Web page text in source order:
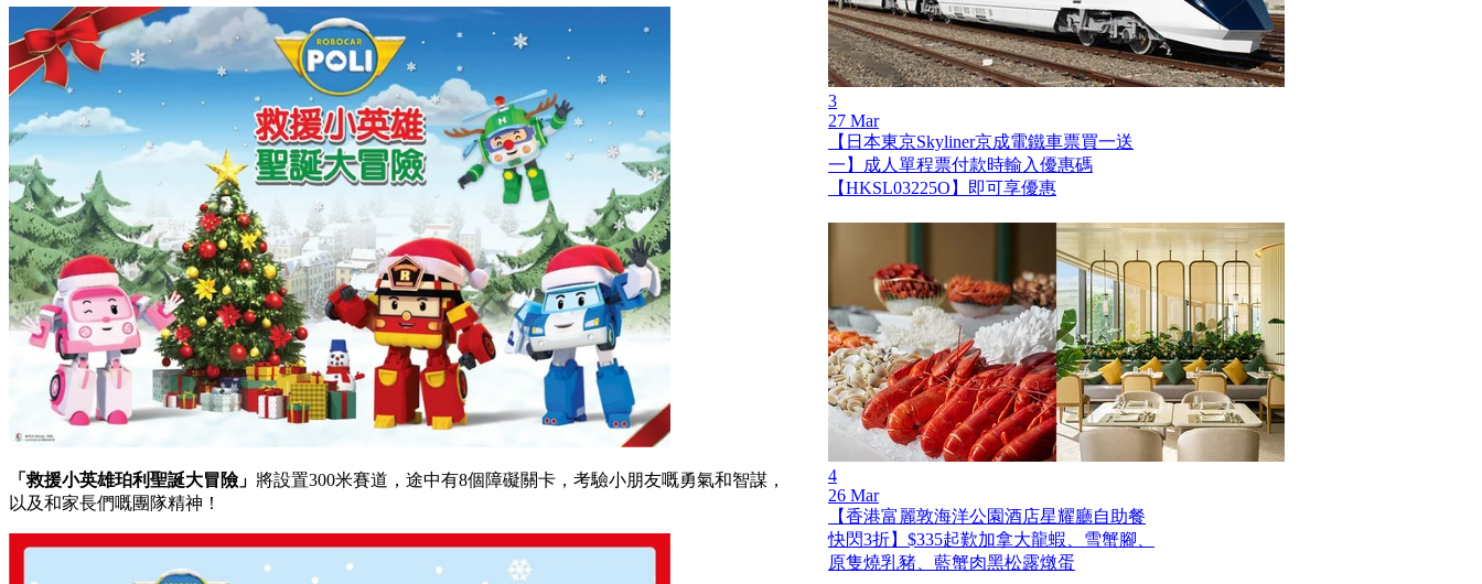
「救援小英雄珀利聖誕大冒險」 將設置300米賽道，途中有8個障礙關卡，考驗小朋友嘅勇氣和智謀，
以及和家長們嘅團隊精神！
3
27 Mar
【日本東京Skyliner京成電鐵車票買一送
一】成人單程票付款時輸入優惠碼
【HKSL03225O】即可享優惠
4
26 Mar
【香港富麗敦海洋公園酒店星耀廳自助餐
快閃3折】$335起歎加拿大龍蝦、雪蟹腳、
原隻燒乳豬、藍蟹肉黑松露燉蛋